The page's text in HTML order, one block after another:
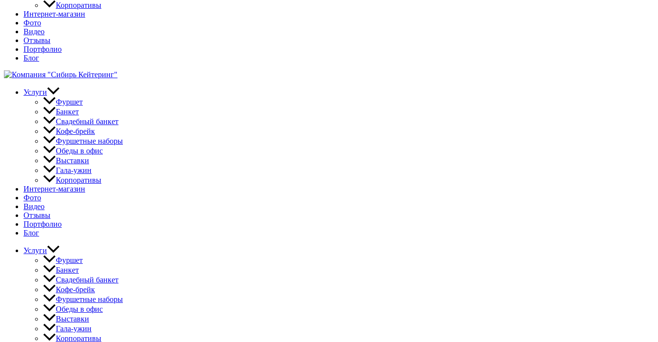
Корпоративы
Интернет-магазин
Фото
Видео
Отзывы
Портфолио
Блог
Услуги
Фуршет
Банкет
Свадебный банкет
Кофе-брейк
Фуршетные наборы
Обеды в офис
Выставки
Гала-ужин
Корпоративы
Интернет-магазин
Фото
Видео
Отзывы
Портфолио
Блог
Услуги
Фуршет
Банкет
Свадебный банкет
Кофе-брейк
Фуршетные наборы
Обеды в офис
Выставки
Гала-ужин
Корпоративы